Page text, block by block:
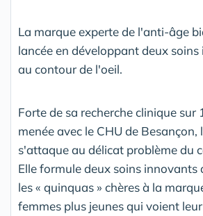
La marque experte de l'anti-âge
lancée en développant deux
au contour de l'oeil.
Forte de sa recherche clinique sur
menée avec le CHU de Besançon,
s'attaque au délicat problème du
Elle formule deux soins innovants
les « quinquas » chères à la
femmes plus jeunes qui voient